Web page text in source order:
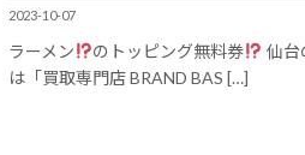
2023-10-07
ラーメン のトッピング無料券 仙台
は「買取専門店 BRAND BAS […]